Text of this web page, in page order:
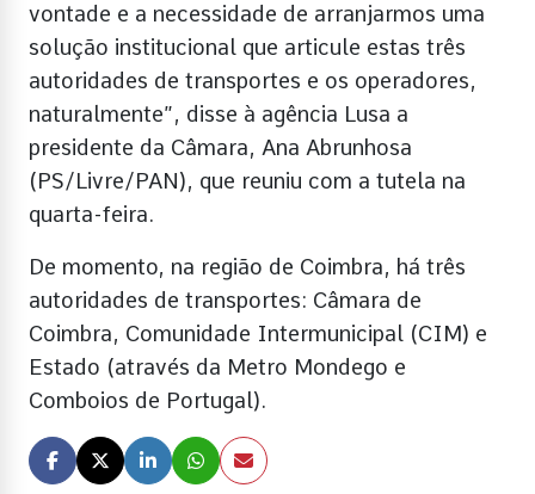
vontade e a necessidade de arranjarmos uma
solução institucional que articule estas três
autoridades de transportes e os operadores,
naturalmente”, disse à agência Lusa a
presidente da Câmara, Ana Abrunhosa
(PS/Livre/PAN), que reuniu com a tutela na
quarta-feira.
De momento, na região de Coimbra, há três
autoridades de transportes: Câmara de
Coimbra, Comunidade Intermunicipal (CIM) e
Estado (através da Metro Mondego e
Comboios de Portugal).